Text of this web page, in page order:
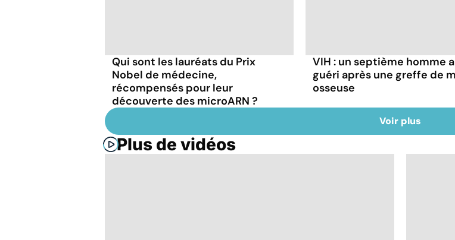
Qui sont les lauréats du Prix
Nobel de médecine,
récompensés pour leur
découverte des microARN ?
VIH : un septième homme
guéri après une greffe de
osseuse
Voir plus
Plus de vidéos